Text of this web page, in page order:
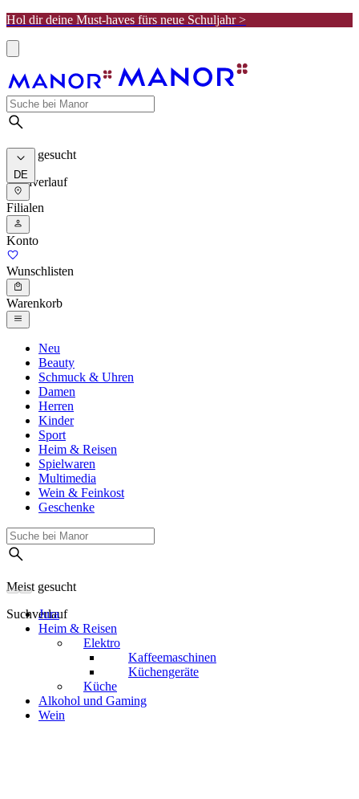
Hol dir deine Must-haves fürs neue Schuljahr >
Meist gesucht
Suchverlauf
DE
Filialen
Konto
Wunschlisten
Warenkorb
Neu
Beauty
Schmuck & Uhren
Damen
Herren
Kinder
Sport
Heim & Reisen
Spielwaren
Multimedia
Wein & Feinkost
Geschenke
Meist gesucht
Suchverlauf
Jura
Heim & Reisen
Elektro
Kaffeemaschinen
Küchengeräte
Küche
Alkohol und Gaming
Wein